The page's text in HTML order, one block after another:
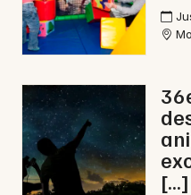
Choisir mes
[…]